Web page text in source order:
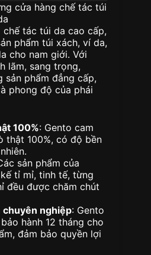
cửa hàng chế tác túi
tác túi da cao cấp,
phẩm túi xách, ví da,
cho nam giới. Với
lãm, sang trọng,
sản phẩm đẳng cấp,
phong độ của phái
100%: Gento cam
thật 100%, có độ bền
sản phẩm của
tỉ mỉ, tinh tế, từng
đều được chăm chút
chuyên nghiệp: Gento
hành 12 tháng cho
đảm bảo quyền lợi